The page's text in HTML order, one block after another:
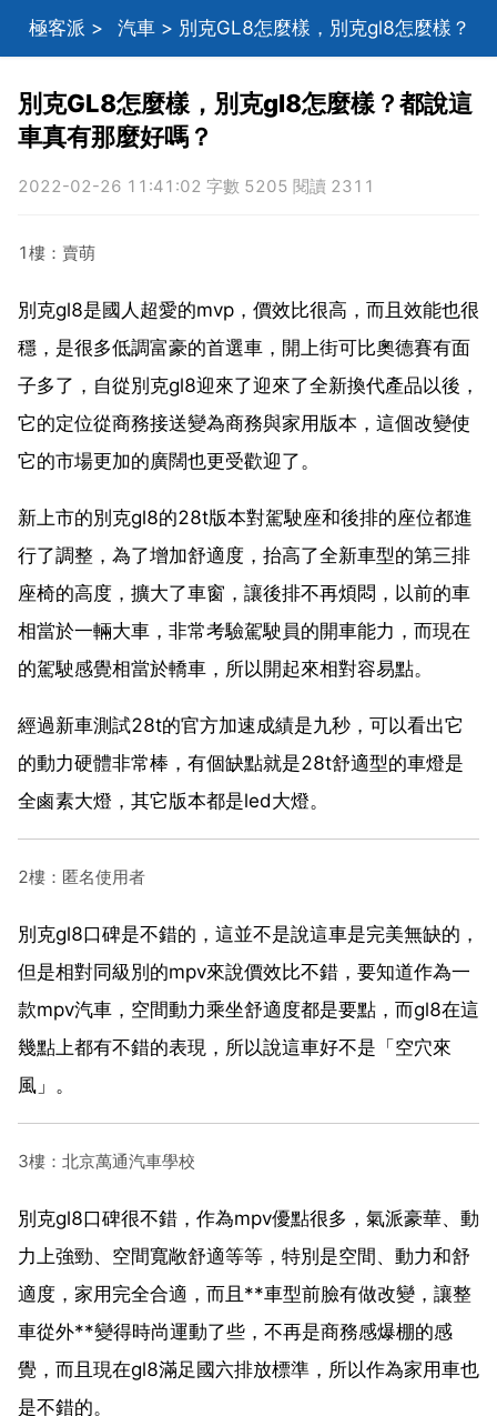
極客派 > 汽車 > 別克GL8怎麼樣，別克gl8怎麼樣？
都說這車真有那麼好嗎？
別克GL8怎麼樣，別克gl8怎麼樣？都說這
車真有那麼好嗎？
2022-02-26 11:41:02 字數 5205 閱讀 2311
1樓：賣萌
別克gl8是國人超愛的mvp，價效比很高，而且效能也很
穩，是很多低調富豪的首選車，開上街可比奧德賽有面
子多了，自從別克gl8迎來了迎來了全新換代產品以後，
它的定位從商務接送變為商務與家用版本，這個改變使
它的市場更加的廣闊也更受歡迎了。
新上市的別克gl8的28t版本對駕駛座和後排的座位都進
行了調整，為了增加舒適度，抬高了全新車型的第三排
座椅的高度，擴大了車窗，讓後排不再煩悶，以前的車
相當於一輛大車，非常考驗駕駛員的開車能力，而現在
的駕駛感覺相當於轎車，所以開起來相對容易點。
經過新車測試28t的官方加速成績是九秒，可以看出它
的動力硬體非常棒，有個缺點就是28t舒適型的車燈是
全鹵素大燈，其它版本都是led大燈。
2樓：匿名使用者
別克gl8口碑是不錯的，這並不是說這車是完美無缺的，
但是相對同級別的mpv來說價效比不錯，要知道作為一
款mpv汽車，空間動力乘坐舒適度都是要點，而gl8在這
幾點上都有不錯的表現，所以說這車好不是「空穴來
風」。
3樓：北京萬通汽車學校
別克gl8口碑很不錯，作為mpv優點很多，氣派豪華、動
力上強勁、空間寬敞舒適等等，特別是空間、動力和舒
適度，家用完全合適，而且**車型前臉有做改變，讓整
車從外**變得時尚運動了些，不再是商務感爆棚的感
覺，而且現在gl8滿足國六排放標準，所以作為家用車也
是不錯的。